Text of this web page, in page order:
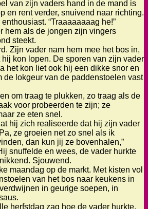
van zijn vaders hand in de mand is
en rent verder, snuivend naar richting.
“Traaaaaaaag he!”
hem als de jongen zijn vingers
steekt.
Zijn vader nam hem mee het bos in,
kon lopen. De sporen van zijn vader
het kon liet ook hij een dikke snor en
de lokgeur van de paddenstoelen vast
om traag te plukken, zo traag als de
voor probeerden te zijn; ze
ze eten snel.
hij zich realiseerde dat hij zijn vader
ze groeien net zo snel als ik
dan kun jij ze bovenhalen,”
snuffelde en wees, de vader hurkte
Sjouwend.
maandag op de markt. Met kisten vol
van het bos naar keukens in
in geurige soepen, in
herfstdag zag hoe de vader hurkte.